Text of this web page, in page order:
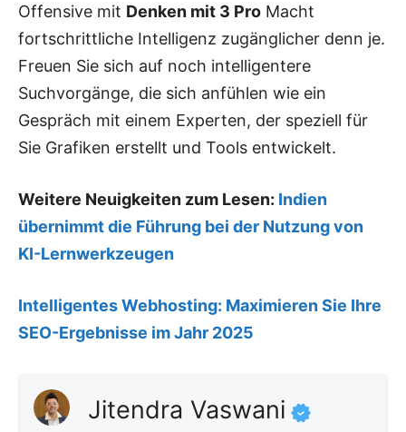
Offensive mit Denken mit 3 Pro Macht
fortschrittliche Intelligenz zugänglicher denn je.
Freuen Sie sich auf noch intelligentere
Suchvorgänge, die sich anfühlen wie ein
Gespräch mit einem Experten, der speziell für
Sie Grafiken erstellt und Tools entwickelt.
Weitere Neuigkeiten zum Lesen: Indien
übernimmt die Führung bei der Nutzung von
KI-Lernwerkzeugen
Intelligentes Webhosting: Maximieren Sie Ihre
SEO-Ergebnisse im Jahr 2025
Jitendra Vaswani